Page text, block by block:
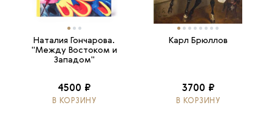
Наталия Гончарова.
"Между Востоком и
Западом"
4500 ₽
В КОРЗИНУ
Карл Брюллов
3700 ₽
В КОРЗИНУ